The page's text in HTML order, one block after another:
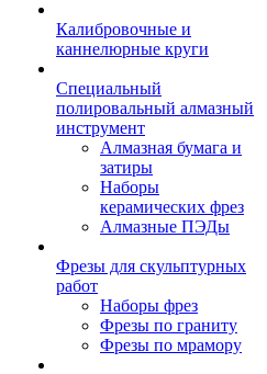
Калибровочные и
каннелюрные круги
Специальный
полировальный алмазный
инструмент
Алмазная бумага и
затиры
Наборы
керамических фрез
Алмазные ПЭДы
Фрезы для скульптурных
работ
Наборы фрез
Фрезы по граниту
Фрезы по мрамору